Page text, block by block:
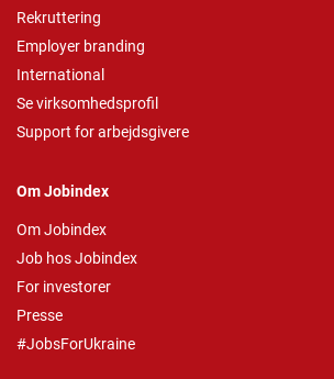
Rekruttering
Employer branding
International
Se virksomhedsprofil
Support for arbejdsgivere
Om Jobindex
Om Jobindex
Job hos Jobindex
For investorer
Presse
#JobsForUkraine